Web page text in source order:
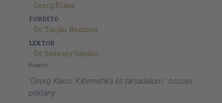
Georg Klaus
FORDÍTÓ
Dr. Tarján Rezsőné
LEKTOR
Dr. Székely Sándor
Budapest
'Georg Klaus: Kibernetika és társadalom ' összes
példány